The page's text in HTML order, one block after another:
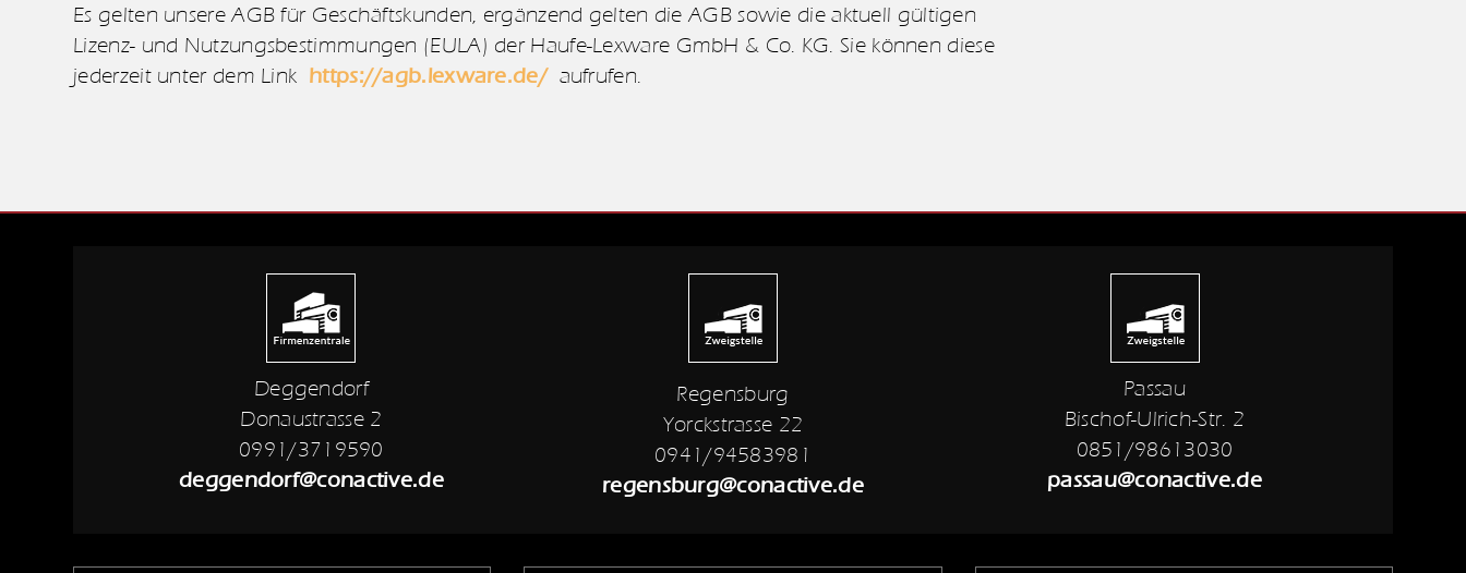
Es gelten unsere AGB für Geschäftskunden, ergänzend gelten die AGB sowie die aktuell gültigen
Lizenz- und Nutzungsbestimmungen (EULA) der Haufe-Lexware GmbH & Co. KG. Sie können diese
jederzeit unter dem Link https://agb.lexware.de/aufrufen.
Deggendorf
Donaustrasse 2
0991/3719590
deggendorf@conactive.de
Regensburg
Yorckstrasse 22
0941/94583981
regensburg@conactive.de
Passau
Bischof-Ulrich-Str. 2
0851/98613030
passau@conactive.de